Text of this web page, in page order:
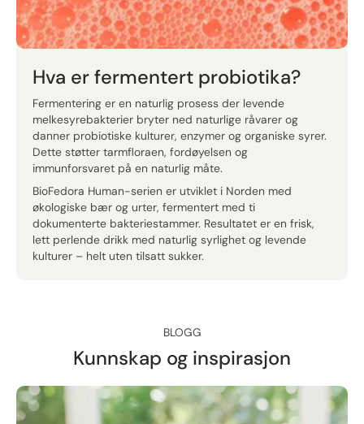
Hva er fermentert probiotika?
Fermentering er en naturlig prosess der levende
melkesyrebakterier bryter ned naturlige råvarer og
danner probiotiske kulturer, enzymer og organiske syrer.
Dette støtter tarmfloraen, fordøyelsen og
immunforsvaret på en naturlig måte.
BioFedora Human-serien er utviklet i Norden med
økologiske bær og urter, fermentert med ti
dokumenterte bakteriestammer. Resultatet er en frisk,
lett perlende drikk med naturlig syrlighet og levende
kulturer – helt uten tilsatt sukker.
BLOGG
Kunnskap og inspirasjon